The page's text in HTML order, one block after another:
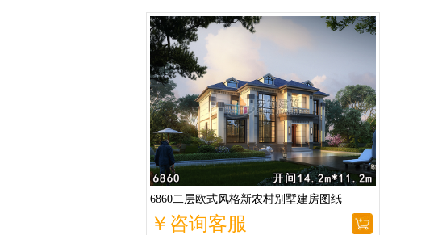
6860二层欧式风格新农村别墅建房图纸
￥咨询客服